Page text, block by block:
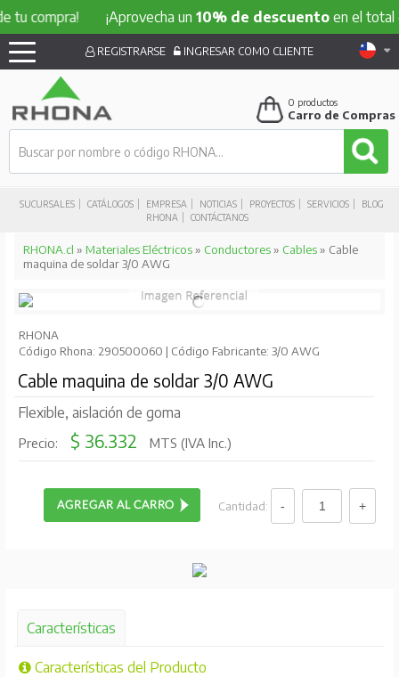
¡Aprovecha un10% de descuentoen el total de tu
SUCURSALES CATÁLOGOS EMPRESA NOTICIAS PROYECTOS SERVICIOS
BLOG
RHONA
CONTÁCTANOS
REGISTRARSE INGRESAR COMO CLIENTE
0 productos
Carro de Compras
RHONA.cl » Materiales Eléctricos» Conductores» Cables» Cable
maquina de soldar 3/0 AWG
RHONA
Código Rhona: 290500060 | Código Fabricante: 3/0 AWG
Cable maquina de soldar 3/0 AWG
Flexible, aislación de goma
Precio: $ 36.332 MTS (IVA Inc.)
Cantidad:
Características
Características del Producto